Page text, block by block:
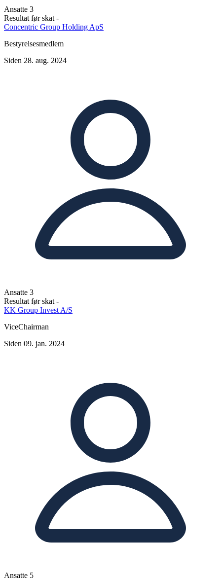
Ansatte 3
Resultat før skat -
Concentric Group Holding ApS
Bestyrelsesmedlem
Siden 28. aug. 2024
Ansatte 3
Resultat før skat -
KK Group Invest A/S
ViceChairman
Siden 09. jan. 2024
Ansatte 5